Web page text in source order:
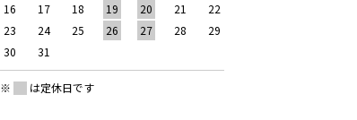
16
17 18 19 20 21
22
23
24 25 26 27 28
29
30
31
※ は定休日です